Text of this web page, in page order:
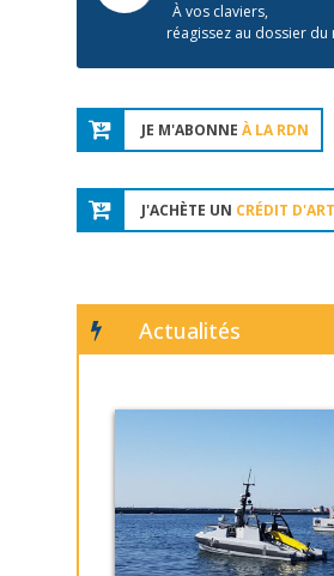
À vos claviers,
réagissez au dossier du
JE M'ABONNE À LA RDN
J'ACHÈTE UN CRÉDIT
Actualités